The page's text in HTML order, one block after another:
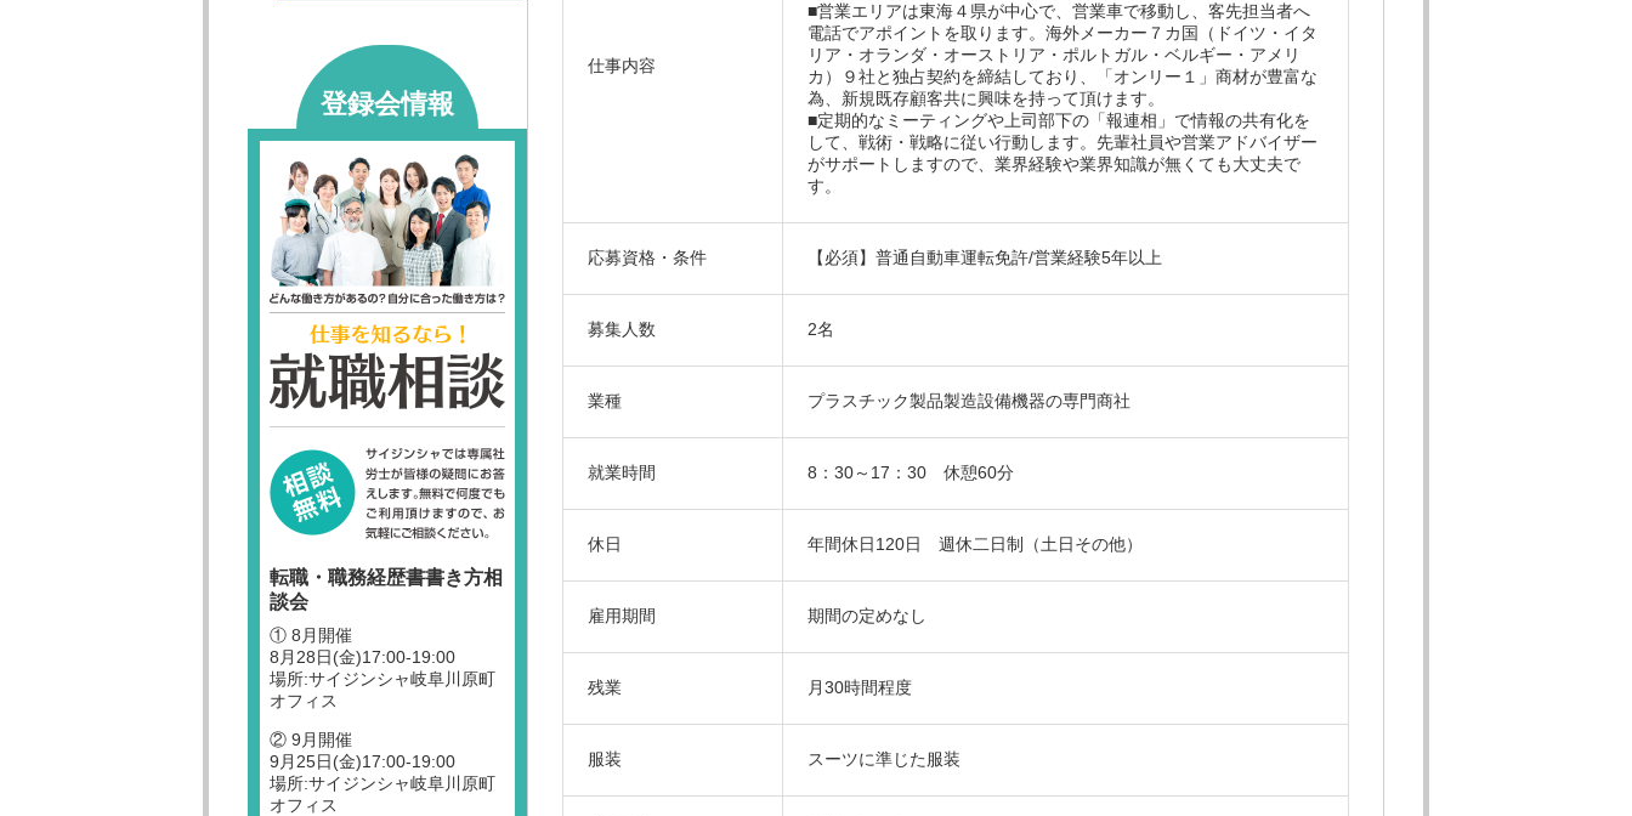
仕事内容
■営業エリアは東海４県が中心で、営業車で移動し、客先担当者へ
電話でアポイントを取ります。海外メーカー７カ国（ドイツ・イタ
リア・オランダ・オーストリア・ポルトガル・ベルギー・アメリ
カ）９社と独占契約を締結しており、「オンリー１」商材が豊富な
為、新規既存顧客共に興味を持って頂けます。
■定期的なミーティングや上司部下の「報連相」で情報の共有化を
して、戦術・戦略に従い行動します。先輩社員や営業アドバイザー
がサポートしますので、業界経験や業界知識が無くても大丈夫で
す。
応募資格・条件 【必須】普通自動車運転免許/営業経験5年以上
募集人数 2名
業種 プラスチック製品製造設備機器の専門商社
就業時間 8：30～17：30 休憩60分
休日 年間休日120日 週休二日制（土日その他）
雇用期間 期間の定めなし
残業 月30時間程度
服装 スーツに準じた服装
登録会情報
転職・職務経歴書書き方相
談会
① 8月開催
8月28日(金)17:00-19:00
場所:サイジンシャ岐阜川原町
オフィス
② 9月開催
9月25日(金)17:00-19:00
場所:サイジンシャ岐阜川原町
オフィス